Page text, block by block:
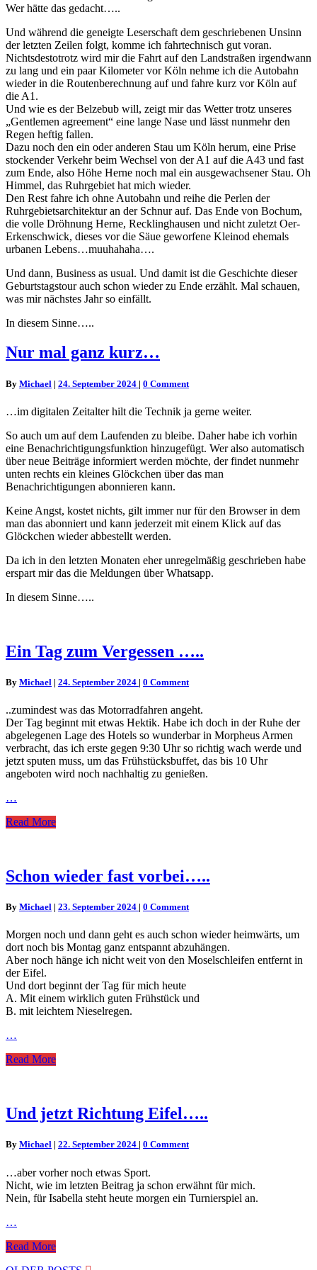
Wer hätte das gedacht…..
Und während die geneigte Leserschaft dem geschriebenen Unsinn
der letzten Zeilen folgt, komme ich fahrtechnisch gut voran.
Nichtsdestotrotz wird mir die Fahrt auf den Landstraßen irgendwann
zu lang und ein paar Kilometer vor Köln nehme ich die Autobahn
wieder in die Routenberechnung auf und fahre kurz vor Köln auf
die A1.
Und wie es der Belzebub will, zeigt mir das Wetter trotz unseres
„Gentlemen agreement“ eine lange Nase und lässt nunmehr den
Regen heftig fallen.
Dazu noch den ein oder anderen Stau um Köln herum, eine Prise
stockender Verkehr beim Wechsel von der A1 auf die A43 und fast
zum Ende, also Höhe Herne noch mal ein ausgewachsener Stau. Oh
Himmel, das Ruhrgebiet hat mich wieder.
Den Rest fahre ich ohne Autobahn und reihe die Perlen der
Ruhrgebietsarchitektur an der Schnur auf. Das Ende von Bochum,
die volle Dröhnung Herne, Recklinghausen und nicht zuletzt Oer-
Erkenschwick, dieses vor die Säue geworfene Kleinod ehemals
urbanen Lebens…muuhahaha….
Und dann, Business as usual. Und damit ist die Geschichte dieser
Geburtstagstour auch schon wieder zu Ende erzählt. Mal schauen,
was mir nächstes Jahr so einfällt.
In diesem Sinne…..
Nur
mal
kurz…
Nur mal ganz kurz…
By Michael | 24. September 2024 | Comments
0 Comment
…im digitalen Zeitalter hilt die Technik ja gerne weiter.
So auch um auf dem Laufenden zu bleibe. Daher habe ich vorhin
eine Benachrichtigungsfunktion hinzugefügt. Wer also automatisch
über neue Beiträge informiert werden möchte, der findet nunmehr
unten rechts ein kleines Glöckchen über das man
Benachrichtigungen abonnieren kann.
Keine Angst, kostet nichts, gilt immer nur für den Browser in dem
man das abonniert und kann jederzeit mit einem Klick auf das
Glöckchen wieder abbestellt werden.
Da ich in den letzten Monaten eher unregelmäßig geschrieben habe
erspart mir das die Meldungen über Whatsapp.
In diesem Sinne…..
Ein
Tag
Vergessen
Ein Tag zum Vergessen …..
By Michael | 24. September 2024 | Comments
0 Comment
..zumindest was das Motorradfahren angeht.
Der Tag beginnt mit etwas Hektik. Habe ich doch in der Ruhe der
abgelegenen Lage des Hotels so wunderbar in Morpheus Armen
verbracht, das ich erste gegen 9:30 Uhr so richtig wach werde und
jetzt sputen muss, um das Frühstücksbuffet, das bis 10 Uhr
angeboten wird noch nachhaltig zu genießen.
…
Read MoreRead
Schon
wieder
vorbei…..
Schon wieder fast vorbei…..
By Michael | 23. September 2024 | Comments
0 Comment
Morgen noch und dann geht es auch schon wieder heimwärts, um
dort noch bis Montag ganz entspannt abzuhängen.
Aber noch hänge ich nicht weit von den Moselschleifen entfernt in
der Eifel.
Und dort beginnt der Tag für mich heute
A. Mit einem wirklich guten Frühstück und
B. mit leichtem Nieselregen.
…
Read MoreRead
Und
jetzt
Eifel…..
Und jetzt Richtung Eifel…..
By Michael | 22. September 2024 | Comments
0 Comment
…aber vorher noch etwas Sport.
Nicht, wie im letzten Beitrag ja schon erwähnt für mich.
Nein, für Isabella steht heute morgen ein Turnierspiel an.
…
Read MoreRead